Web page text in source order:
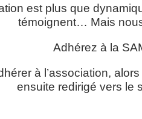
est plus que
témoignent… Mais
Adhérez à la
à l’association,
ensuite redirigé vers le